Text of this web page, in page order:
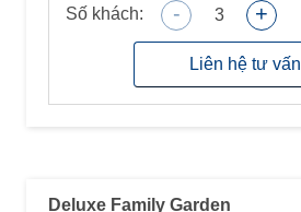
Số khách: - 3 +
Liên hệ tư vấn
Deluxe Family Garden